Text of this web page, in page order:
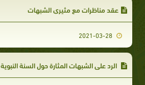
عقد مناظرات مع مثيري الشبهات
الرد على الشبهات المثارة حول السنة النبوية